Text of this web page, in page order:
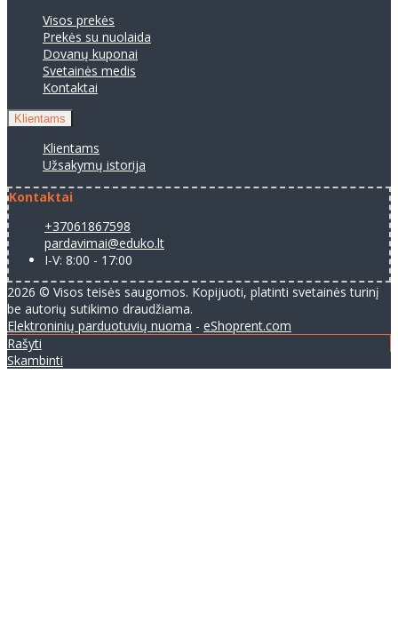
Visos prekės
Prekės su nuolaida
Dovanų kuponai
Svetainės medis
Kontaktai
Klientams
Klientams
Užsakymų istorija
Kontaktai
+37061867598
pardavimai@eduko.lt
I-V: 8:00 - 17:00
2026 © Visos teisės saugomos. Kopijuoti, platinti svetainės turinį
be autorių sutikimo draudžiama.
Elektroninių parduotuvių nuoma - eShoprent.com
Rašyti
Skambinti